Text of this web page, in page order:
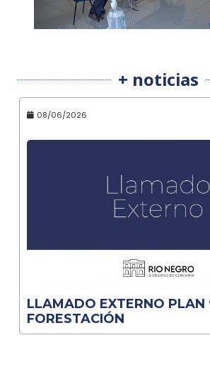
+ noticias
08/06/2026
LLAMADO EXTERNO PLAN
FORESTACIÓN